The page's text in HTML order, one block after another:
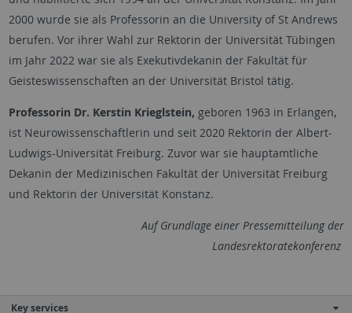
2000 wurde sie als Professorin an die University of St Andrews
berufen. Vor ihrer Wahl zur Rektorin der Universität Tübingen
im Jahr 2022 war sie als Exekutivdekanin der Fakultät für
Geisteswissenschaften an der Universität Bristol tätig.
Professorin Dr. Kerstin Krieglstein, geboren 1963 in Erlangen,
ist Neurowissenschaftlerin und seit 2020 Rektorin der Albert-
Ludwigs-Universität Freiburg. Zuvor war sie hauptamtliche
Dekanin der Medizinischen Fakultät der Universität Freiburg
und Rektorin der Universität Konstanz.
Auf Grundlage einer Pressemitteilung der
Landesrektoratekonferenz
Key services